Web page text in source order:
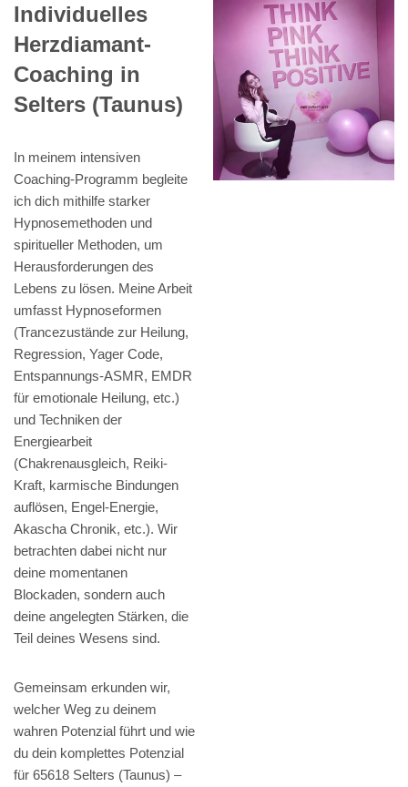
Individuelles
Herzdiamant-
Coaching in
Selters (Taunus)
In meinem intensiven
Coaching-Programm begleite
ich dich mithilfe starker
Hypnosemethoden und
spiritueller Methoden, um
Herausforderungen des
Lebens zu lösen. Meine Arbeit
umfasst Hypnoseformen
(Trancezustände zur Heilung,
Regression, Yager Code,
Entspannungs-ASMR, EMDR
für emotionale Heilung, etc.)
und Techniken der
Energiearbeit
(Chakrenausgleich, Reiki-
Kraft, karmische Bindungen
auflösen, Engel-Energie,
Akascha Chronik, etc.). Wir
betrachten dabei nicht nur
deine momentanen
Blockaden, sondern auch
deine angelegten Stärken, die
Teil deines Wesens sind.
Gemeinsam erkunden wir,
welcher Weg zu deinem
wahren Potenzial führt und wie
du dein komplettes Potenzial
für 65618 Selters (Taunus) –